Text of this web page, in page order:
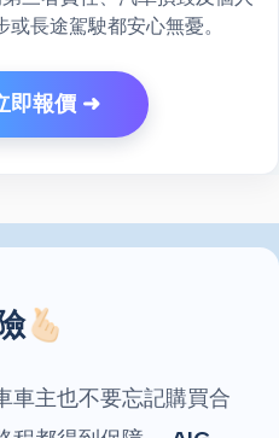
長途駕駛都安心無憂。
即報價 ➜
車主也不要忘記購買合